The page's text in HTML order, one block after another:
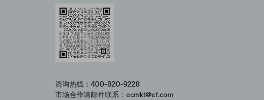
咨询热线：400-820-9228
市场合作请邮件联系：ecmkt@ef.com